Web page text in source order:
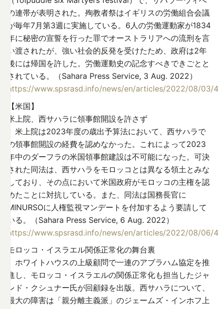
の連帯が表明された。殉教者祭はイギリスの労働組合会議
が毎年7月第3週に実施している。6人の労働運動家が1834
年に秘密の宣誓を行った罪でオーストラリアへの流刑を言
い渡されたが、強い社会的反発を受けたため、政府は2年
後には帰国を許した。労働運動史の記念すべきできごとと
されている。（Sahara Press Service, 3 Aug. 2022）
https://www.spsrasd.info/news/en/articles/2022/08/03/
【米国】
米上院、西サハラに領事館開設を許さず
米上院は2023年度の歳出予算法において、西サハラで
の領事館開設の経費を認めなかった。これによって2023
年中のダーフラの米国領事館建設は不可能になった。可決
された同法は、西サハラをモロッコとは異なる領土とみな
しており、その点において米国政府がモロッコの主権を認
めたことに対抗している。また、同法は国務長官に
MINURSOに人権監視マンデートを付加するよう要請して
いる。（Sahara Press Service, 6 Aug. 2022）
https://www.spsrasd.info/news/en/articles/2022/08/06/
モロッコ・イスラエル関係正常化の舞台裏
ホワイトハウスの上級顧問で一連のアブラハム協定を推
進し、モロッコ・イスラエルの関係正常化も担当したジャ
レド・クシュナー氏が回顧録を出版。西サハラについて、
最大の障害は「親分離主義派」のジェームズ・インホフ上